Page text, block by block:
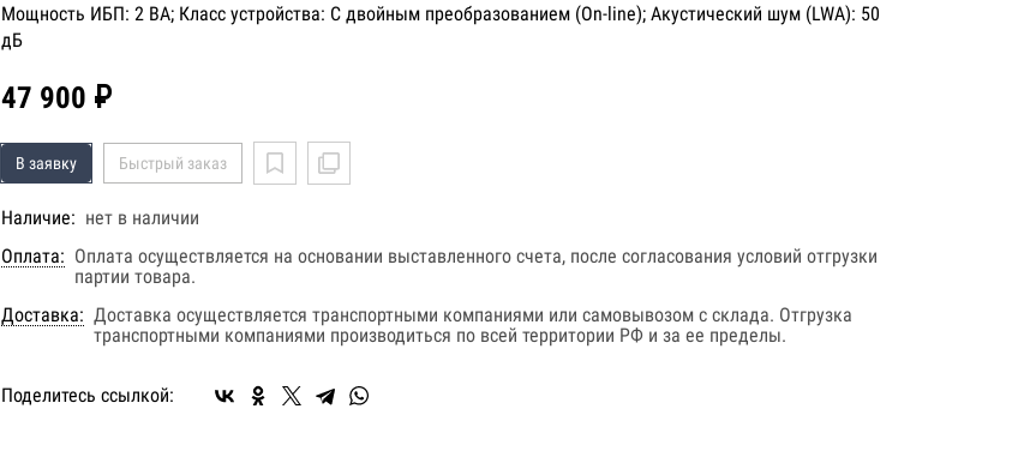
Мощность ИБП: 2 ВА; Класс устройства: С двойным преобразованием (On-line); Акустический шум (LWA): 50
дБ
47 900 ₽
В заявку Быстрый заказ
Наличие: нет в наличии
Оплата: Оплата осуществляется на основании выставленного счета, после согласования условий отгрузки
партии товара.
Доставка: Доставка осуществляется транспортными компаниями или самовывозом с склада. Отгрузка
транспортными компаниями производиться по всей территории РФ и за ее пределы.
Поделитесь ссылкой: